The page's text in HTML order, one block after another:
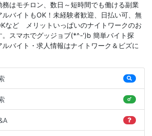
務はモチロン、数日～短時間でも働ける副業
ルバイトもOK！未経験者歓迎、日払い可、無
などゝメリットいっぱいのナイトワークのお
。スマホでグッジョブ(*^-')b 簡単バイト探
ルバイト・求人情報はナイトワーク＆ビズに